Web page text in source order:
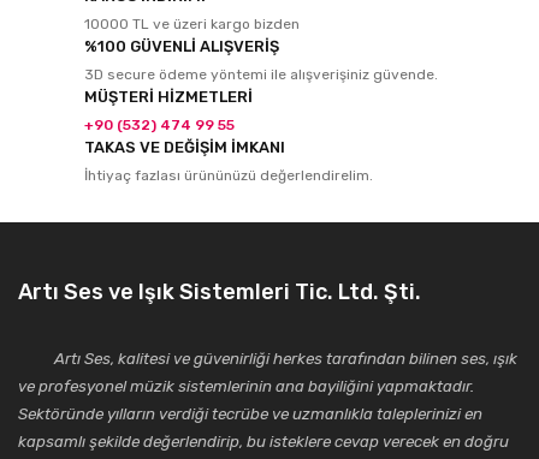
10000 TL ve üzeri kargo bizden
%100 GÜVENLİ ALIŞVERİŞ
3D secure ödeme yöntemi ile alışverişiniz güvende.
MÜŞTERİ HİZMETLERİ
+90 (532) 474 99 55
TAKAS VE DEĞİŞİM İMKANI
İhtiyaç fazlası ürününüzü değerlendirelim.
Artı Ses ve Işık Sistemleri Tic. Ltd. Şti.
Artı Ses, kalitesi ve güvenirliği herkes tarafından bilinen ses, ışık
ve profesyonel müzik sistemlerinin ana bayiliğini yapmaktadır.
Sektöründe yılların verdiği tecrübe ve uzmanlıkla taleplerinizi en
kapsamlı şekilde değerlendirip, bu isteklere cevap verecek en doğru